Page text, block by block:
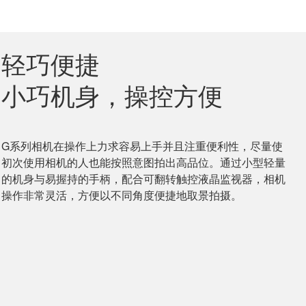
轻巧便捷
小巧机身，操控方便
G系列相机在操作上力求容易上手并且注重便利性，尽量使
初次使用相机的人也能按照意图拍出高品位。通过小型轻量
的机身与易握持的手柄，配合可翻转触控液晶监视器，相机
操作非常灵活，方便以不同角度便捷地取景拍摄。